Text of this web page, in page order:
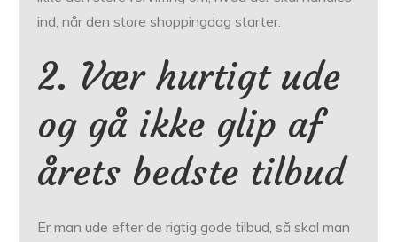
ind, når den store shoppingdag starter.
2. Vær hurtigt ude
og gå ikke glip af
årets bedste tilbud
Er man ude efter de rigtig gode tilbud, så skal man